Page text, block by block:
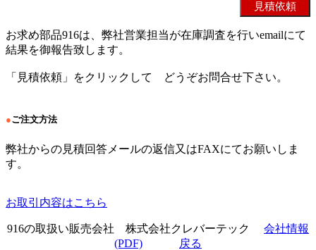
お求め部品916は、弊社営業担当が在庫調査を行いemailにて
結果を御報告致します。
「見積依頼」をクリックして どうぞお問合せ下さい。
●ご注文方法
弊社からの見積回答メールの返信又はFAXにてお願いしま
す。
お取引内容はこちら
916の取扱い販売会社 株式会社クレバーテック 会社情報
(PDF)
戻る